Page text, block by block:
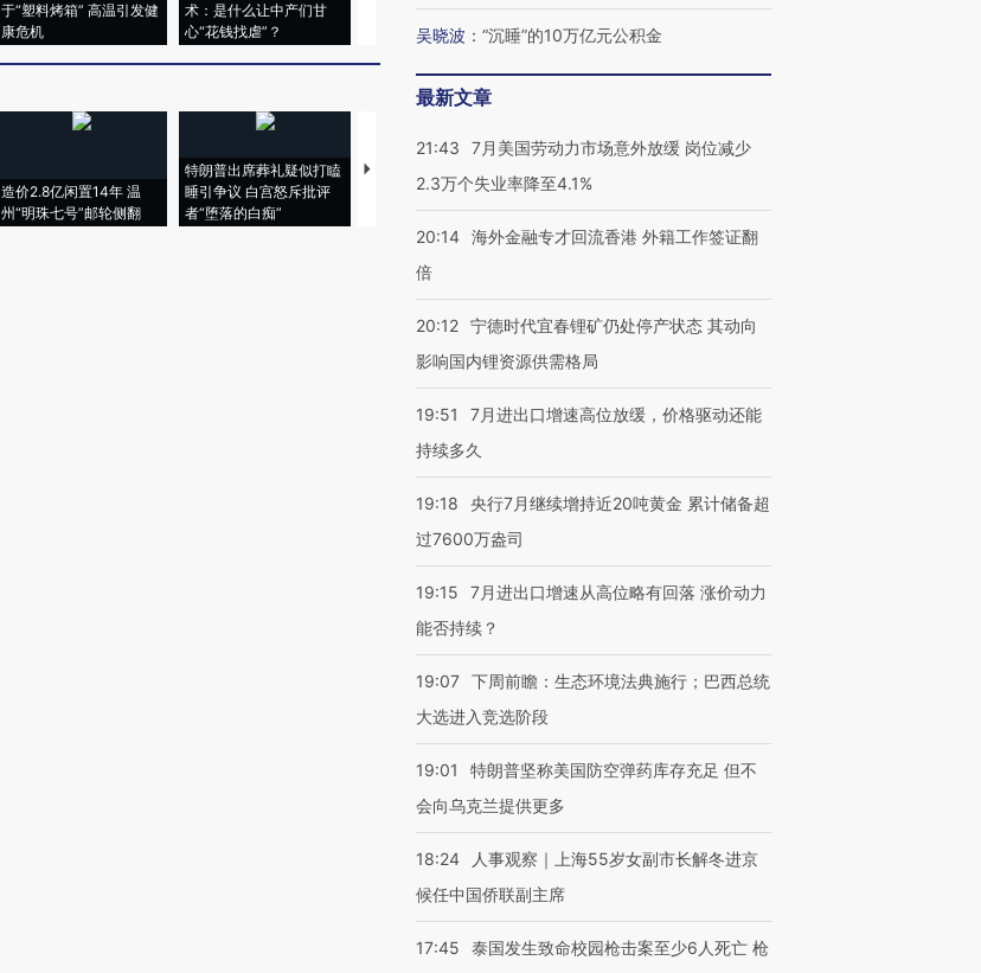
于“塑料烤箱” 高温引发健
康危机
术：是什么让中产们甘
心“花钱找虐”？
粒摇头丸 尿检体内含3种
度Z世代 用街头抗争将教
育部长拱下台
机”？难民潮撕裂西班牙
造价2.8亿闲置14年 温
州“明珠七号”邮轮侧翻
特朗普出席葬礼疑似打瞌
睡引争议 白宫怒斥批评
者“堕落的白痴”
视线｜全球最热百城独占
97个 印度如何熬过48°C
38岁梅西上演帽子戏法
阿根廷3-0阿尔及利亚
警告停止一切户外活动
吴晓波 ： “沉睡”的10万亿元公积金
最新文章
21:43
7月美国劳动力市场意外放缓 岗位减少
2.3万个失业率降至4.1%
20:14 海外金融专才回流香港 外籍工作签证翻
倍
20:12 宁德时代宜春锂矿仍处停产状态 其动向
影响国内锂资源供需格局
19:51
7月进出口增速高位放缓，价格驱动还能
持续多久
19:18
央行7月继续增持近20吨黄金 累计储备超
过7600万盎司
19:15
7月进出口增速从高位略有回落 涨价动力
能否持续？
19:07 下周前瞻：生态环境法典施行；巴西总统
大选进入竞选阶段
19:01
特朗普坚称美国防空弹药库存充足 但不
会向乌克兰提供更多
18:24
人事观察｜上海55岁女副市长解冬进京
候任中国侨联副主席
17:45 泰国发生致命校园枪击案至少6人死亡 枪